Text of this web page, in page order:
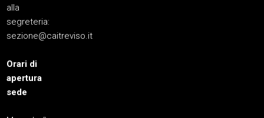
alla
segreteria:
sezione@caitreviso.it
Orari di
apertura
sede